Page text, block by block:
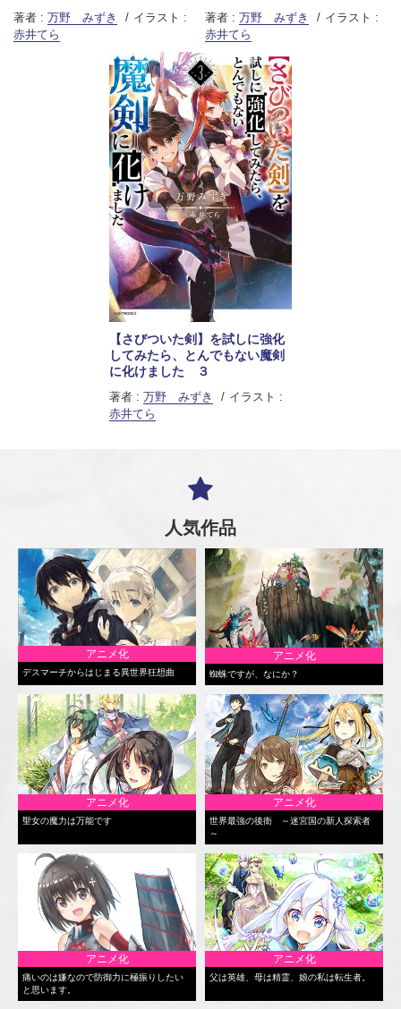
著者 : 万野 みずき
イラスト :
赤井てら
著者 : 万野 みずき
イラスト :
赤井てら
【さびついた剣】を試しに強化
してみたら、とんでもない魔剣
に化けました ３
著者 : 万野 みずき
イラスト :
赤井てら
人気作品
アニメ化
デスマーチからはじまる異世界狂想曲
アニメ化
蜘蛛ですが、なにか？
アニメ化
聖女の魔力は万能です
アニメ化
世界最強の後衛 ～迷宮国の新人探索者
～
アニメ化
痛いのは嫌なので防御力に極振りしたい
と思います。
アニメ化
父は英雄、母は精霊、娘の私は転生者。